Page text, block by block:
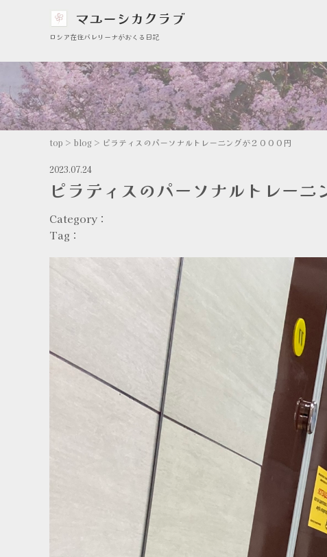
マユーシカクラブ
ロシア在住バレリーナがおくる日記
top > blog > ピラティスのパーソナルトレーニングが２０００円
2023.07.24
ピラティスのパーソナルトレーニ
Category：
Tag：